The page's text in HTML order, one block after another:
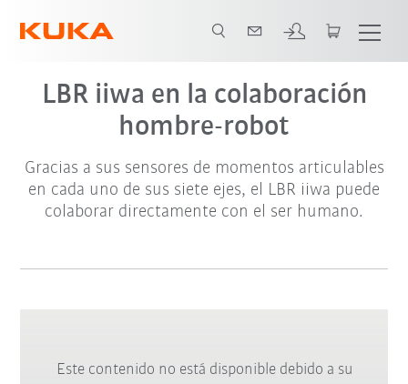
LBR iiwa en la colaboración
hombre-robot
Gracias a sus sensores de momentos articulables
en cada uno de sus siete ejes, el LBR iiwa puede
colaborar directamente con el ser humano.
Este contenido no está disponible debido a su